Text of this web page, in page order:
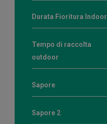
Durata Fioritura Indoor
Tempo di raccolta
outdoor
Sapore
Sapore 2